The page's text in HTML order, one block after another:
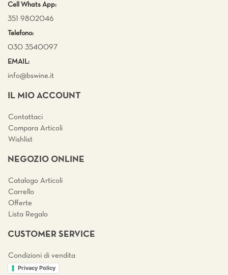
Cell Whats App:
351 9802046
Telefono:
030 3540097
EMAIL:
info@bswine.it
IL MIO ACCOUNT
Contattaci
Compara Articoli
Wishlist
NEGOZIO ONLINE
Catalogo Articoli
Carrello
Offerte
Lista Regalo
CUSTOMER SERVICE
Condizioni di vendita
Privacy Policy